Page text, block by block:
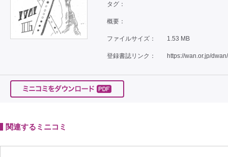
タグ：
概要：
ファイルサイズ： 1.53 MB
登録書誌リンク： https://wan.or.jp/
関連するミニコミ